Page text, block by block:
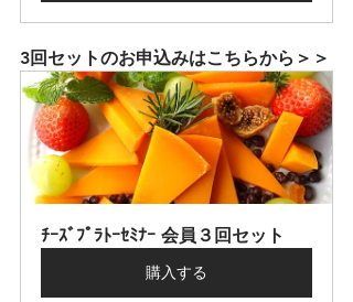
3回セットのお申込みはこちらから＞＞
ﾁｰｽﾞﾌﾟﾗﾄｰｾﾐﾅｰ 会員３回セット
購入する